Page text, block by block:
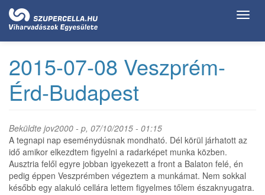
Ugrás
tartalomra
2015-07-08 Veszprém-
Érd-Budapest
Beküldte jov2000 - p, 07/10/2015 - 01:15
A tegnapi nap eseménydúsnak mondható. Dél körül járhatott az
idő amikor elkezdtem figyelni a radarképet munka közben.
Ausztria felől egyre jobban igyekezett a front a Balaton felé, én
pedig éppen Veszprémben végeztem a munkámat. Nem sokkal
később egy alakuló cellára lettem figyelmes tőlem északnyugatra.